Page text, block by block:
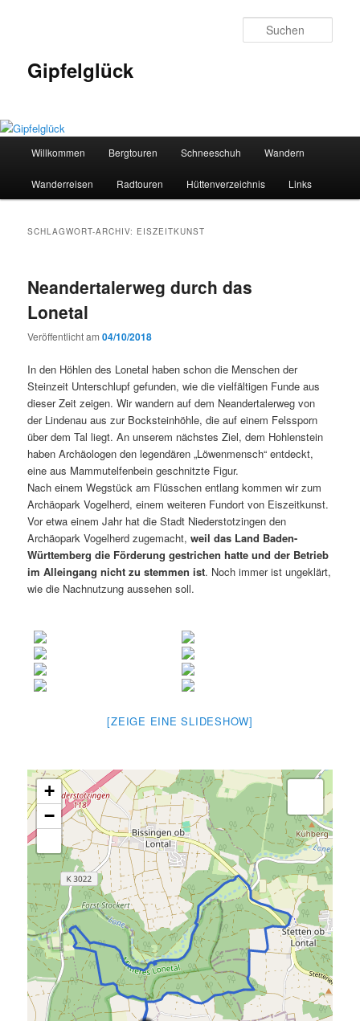
Gipfelglück
Willkommen Bergtouren Schneeschuh Wandern
Wanderreisen Radtouren Hüttenverzeichnis Links
SCHLAGWORT-ARCHIV: EISZEITKUNST
Neandertalerweg durch das
Lonetal
Veröffentlicht am04/10/2018
In den Höhlen des Lonetal haben schon die Menschen der
Steinzeit Unterschlupf gefunden, wie die vielfältigen Funde aus
dieser Zeit zeigen. Wir wandern auf dem Neandertalerweg von
der Lindenau aus zur Bocksteinhöhle, die auf einem Felssporn
über dem Tal liegt. An unserem nächstes Ziel, dem Hohlenstein
haben Archäologen den legendären „Löwenmensch“ entdeckt,
eine aus Mammutelfenbein geschnitzte Figur.
Nach einem Wegstück am Flüsschen entlang kommen wir zum
Archäopark Vogelherd, einem weiteren Fundort von Eiszeitkunst.
Vor etwa einem Jahr hat die Stadt Niederstotzingen den
Archäopark Vogelherd zugemacht,weil das Land Baden-
Württemberg die Förderung gestrichen hatte und der Betrieb
im Alleingang nicht zu stemmen ist. Noch immer ist ungeklärt,
wie die Nachnutzung aussehen soll.
[ZEIGE EINE SLIDESHOW]
+
−